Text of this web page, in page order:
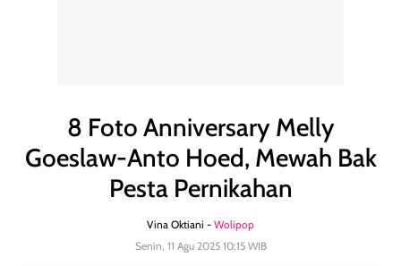
8 Foto Anniversary Melly
Goeslaw-Anto Hoed, Mewah Bak
Pesta Pernikahan
Vina Oktiani - Wolipop
Senin, 11 Agu 2025 10:15 WIB